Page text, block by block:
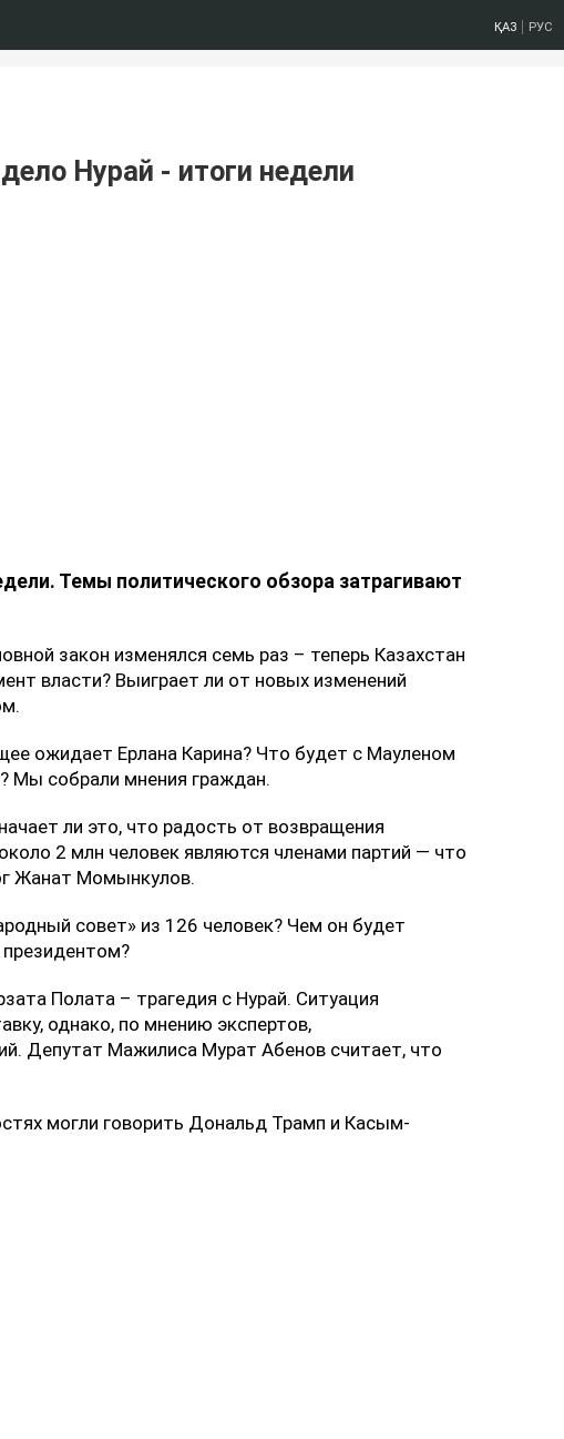
ҚАЗ РУС
Нурай - итоги недели
Темы политического обзора затрагивают
закон изменялся семь раз – теперь Казахстан
власти? Выиграет ли от новых изменений
ожидает Ерлана Карина? Что будет с Мауленом
Мы собрали мнения граждан.
ли это, что радость от возвращения
2 млн человек являются членами партий — что
Жанат Момынкулов.
совет» из 126 человек? Чем он будет
президентом?
Полата – трагедия с Нурай. Ситуация
однако, по мнению экспертов,
Депутат Мажилиса Мурат Абенов считает, что
могли говорить Дональд Трамп и Касым-